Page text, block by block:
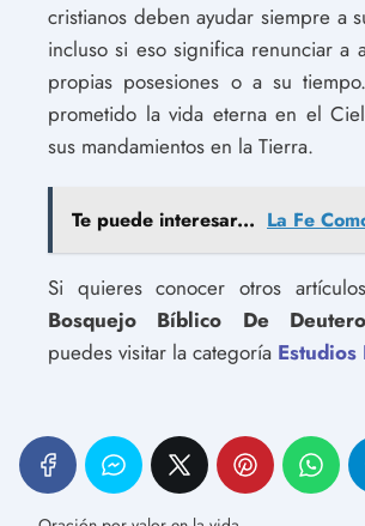
cristianos deben ayudar siempre a
incluso si eso significa renunciar a
propias posesiones o a su
prometido la vida eterna en el
sus mandamientos en la Tierra.
Te puede interesar... La Fe
Si quieres conocer otros
Bosquejo Bíblico De
puedes visitar la categoría